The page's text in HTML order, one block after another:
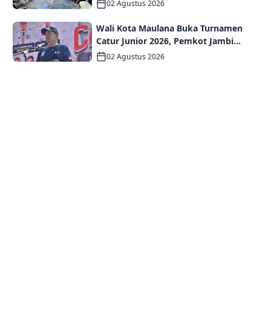
02 Agustus 2026
Wali Kota Maulana Buka Turnamen
Catur Junior 2026, Pemkot Jambi
Siapkan Fasilitas Olahraga Baru untuk
02 Agustus 2026